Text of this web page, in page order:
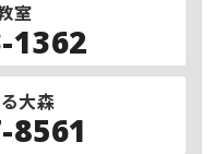
室
1362
大森
8561